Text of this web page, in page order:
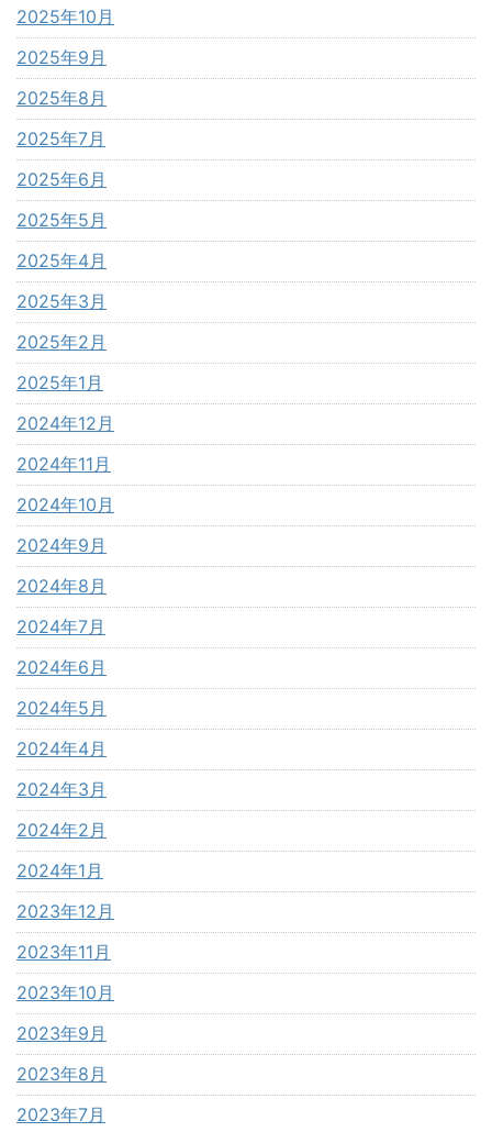
2025年10月
2025年9月
2025年8月
2025年7月
2025年6月
2025年5月
2025年4月
2025年3月
2025年2月
2025年1月
2024年12月
2024年11月
2024年10月
2024年9月
2024年8月
2024年7月
2024年6月
2024年5月
2024年4月
2024年3月
2024年2月
2024年1月
2023年12月
2023年11月
2023年10月
2023年9月
2023年8月
2023年7月